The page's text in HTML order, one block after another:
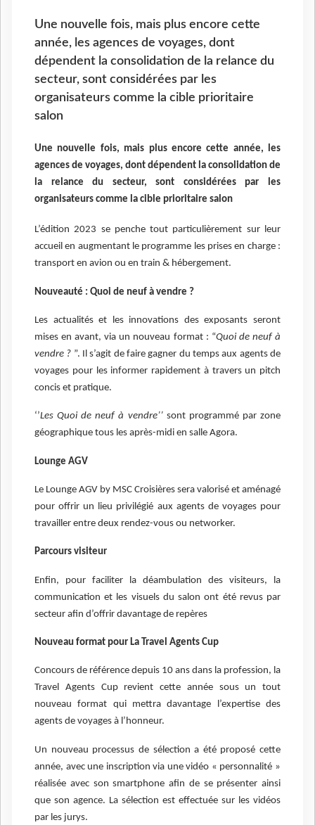
Une nouvelle fois, mais plus encore cette
année, les agences de voyages, dont
dépendent la consolidation de la relance du
secteur, sont considérées par les
organisateurs comme la cible prioritaire
salon
Une nouvelle fois, mais plus encore cette année, les
agences de voyages, dont dépendent la consolidation de
la relance du secteur, sont considérées par les
organisateurs comme la cible prioritaire salon
L’édition 2023 se penche tout particulièrement sur leur
accueil en augmentant le programme les prises en charge :
transport en avion ou en train & hébergement.
Nouveauté : Quoi de neuf à vendre ?
Les actualités et les innovations des exposants seront
mises en avant, via un nouveau format : “Quoi de neuf à
vendre ? ”. Il s’agit de faire gagner du temps aux agents de
voyages pour les informer rapidement à travers un pitch
concis et pratique.
‘’Les Quoi de neuf à vendre’’ sont programmé par zone
géographique tous les après-midi en salle Agora.
Lounge AGV
Le Lounge AGV by MSC Croisières sera valorisé et aménagé
pour offrir un lieu privilégié aux agents de voyages pour
travailler entre deux rendez-vous ou networker.
Parcours visiteur
Enfin, pour faciliter la déambulation des visiteurs, la
communication et les visuels du salon ont été revus par
secteur afin d’offrir davantage de repères
Nouveau format pour La Travel Agents Cup
Concours de référence depuis 10 ans dans la profession, la
Travel Agents Cup revient cette année sous un tout
nouveau format qui mettra davantage l’expertise des
agents de voyages à l’honneur.
Un nouveau processus de sélection a été proposé cette
année, avec une inscription via une vidéo « personnalité »
réalisée avec son smartphone afin de se présenter ainsi
que son agence. La sélection est effectuée sur les vidéos
par les jurys.